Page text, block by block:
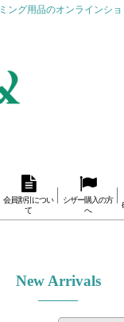
ング用品のオンラインシ
会員割引につい
て
シザー購入の方
へ
New Arrivals